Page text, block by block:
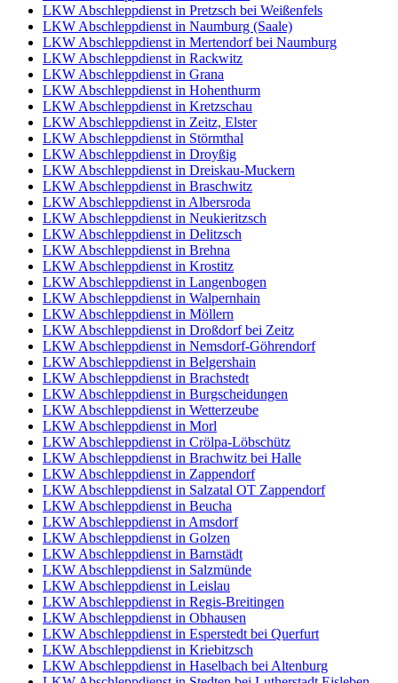
LKW Abschleppdienst in Pretzsch bei Weißenfels
LKW Abschleppdienst in Naumburg (Saale)
LKW Abschleppdienst in Mertendorf bei Naumburg
LKW Abschleppdienst in Rackwitz
LKW Abschleppdienst in Grana
LKW Abschleppdienst in Hohenthurm
LKW Abschleppdienst in Kretzschau
LKW Abschleppdienst in Zeitz, Elster
LKW Abschleppdienst in Störmthal
LKW Abschleppdienst in Droyßig
LKW Abschleppdienst in Dreiskau-Muckern
LKW Abschleppdienst in Braschwitz
LKW Abschleppdienst in Albersroda
LKW Abschleppdienst in Neukieritzsch
LKW Abschleppdienst in Delitzsch
LKW Abschleppdienst in Brehna
LKW Abschleppdienst in Krostitz
LKW Abschleppdienst in Langenbogen
LKW Abschleppdienst in Walpernhain
LKW Abschleppdienst in Möllern
LKW Abschleppdienst in Droßdorf bei Zeitz
LKW Abschleppdienst in Nemsdorf-Göhrendorf
LKW Abschleppdienst in Belgershain
LKW Abschleppdienst in Brachstedt
LKW Abschleppdienst in Burgscheidungen
LKW Abschleppdienst in Wetterzeube
LKW Abschleppdienst in Morl
LKW Abschleppdienst in Crölpa-Löbschütz
LKW Abschleppdienst in Brachwitz bei Halle
LKW Abschleppdienst in Zappendorf
LKW Abschleppdienst in Salzatal OT Zappendorf
LKW Abschleppdienst in Beucha
LKW Abschleppdienst in Amsdorf
LKW Abschleppdienst in Golzen
LKW Abschleppdienst in Barnstädt
LKW Abschleppdienst in Salzmünde
LKW Abschleppdienst in Leislau
LKW Abschleppdienst in Regis-Breitingen
LKW Abschleppdienst in Obhausen
LKW Abschleppdienst in Esperstedt bei Querfurt
LKW Abschleppdienst in Kriebitzsch
LKW Abschleppdienst in Haselbach bei Altenburg